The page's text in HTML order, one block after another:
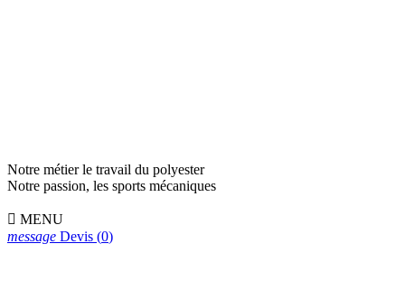
Notre métier le travail du polyester
Notre passion, les sports mécaniques
 MENU
message Devis (0)